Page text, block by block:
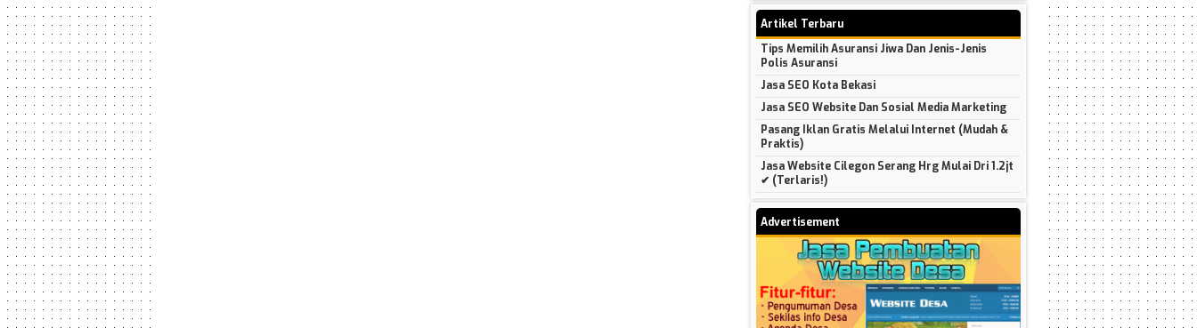
Artikel Terbaru
Tips Memilih Asuransi Jiwa Dan Jenis-Jenis
Polis Asuransi
Jasa SEO Kota Bekasi
Jasa SEO Website Dan Sosial Media Marketing
Pasang Iklan Gratis Melalui Internet (Mudah &
Praktis)
Jasa Website Cilegon Serang Hrg Mulai Dri 1.2jt
✔ (Terlaris!)
Advertisement